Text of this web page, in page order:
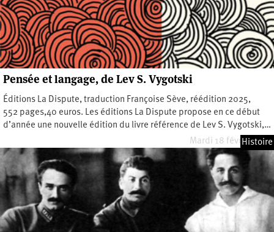
Pensée et langage, de Lev S. Vygotski
Éditions La Dispute, traduction Françoise Sève, réédition 2025,
552 pages,40 euros. Les éditions La Dispute propose en ce début
d’année une nouvelle édition du livre référence de Lev S. Vygotski,…
Mardi 18 février 2025
Histoire